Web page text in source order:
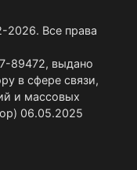
2026. Все права
89472, выдано
в сфере связи,
и массовых
06.05.2025